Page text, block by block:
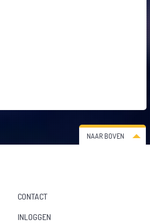
NAAR BOVEN
CONTACT
INLOGGEN